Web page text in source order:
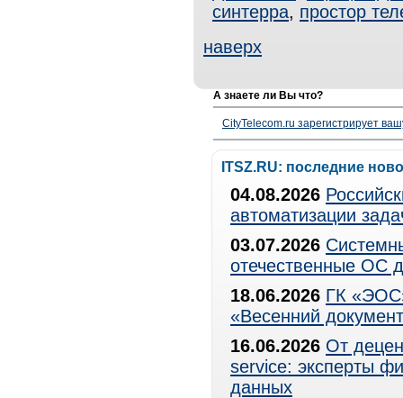
синтерра, простор
наверх
А знаете ли Вы что?
CityTelecom.ru зарегистрирует
ITSZ.RU: последние
04.08.2026
автоматизации
03.07.2026
отечественные ОС
18.06.2026 ГК
«Весенний
16.06.2026 От
service: эксперты
данных